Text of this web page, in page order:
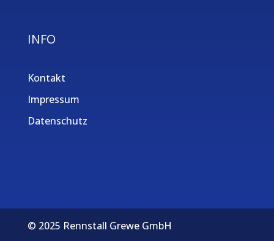
INFO
Kontakt
Impressum
Datenschutz
© 2025 Rennstall Grewe GmbH